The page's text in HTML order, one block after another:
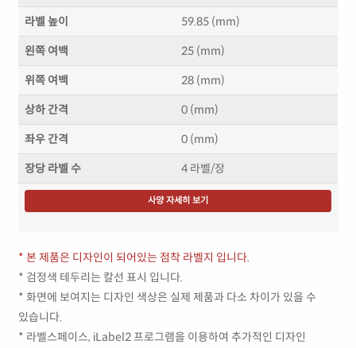
라벨 높이 59.85 (mm)
왼쪽 여백 25 (mm)
위쪽 여백 28 (mm)
상하 간격 0 (mm)
좌우 간격 0 (mm)
장당 라벨 수 4 라벨/장
사양 자세히 보기
* 본 제품은 디자인이 되어있는 점착 라벨지 입니다.
* 검정색 테두리는 칼선 표시 입니다.
* 화면에 보여지는 디자인 색상은 실제 제품과 다소 차이가 있을 수
있습니다.
* 라벨스페이스, iLabel2 프로그램을 이용하여 추가적인 디자인